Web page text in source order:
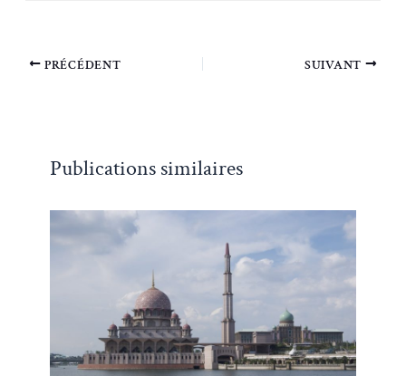
PRÉCÉDENT SUIVANT
Publications similaires